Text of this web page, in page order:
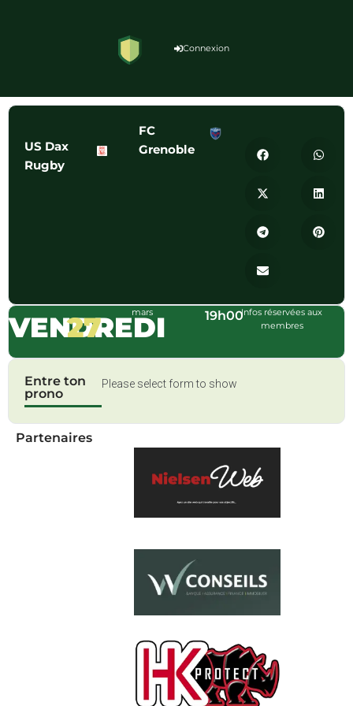
Connexion
US Dax
Rugby
FC
Grenoble
VENDREDI
27 mars 19h00Infos réservées aux
membres
Entre ton
prono
Please select form to show
Partenaires